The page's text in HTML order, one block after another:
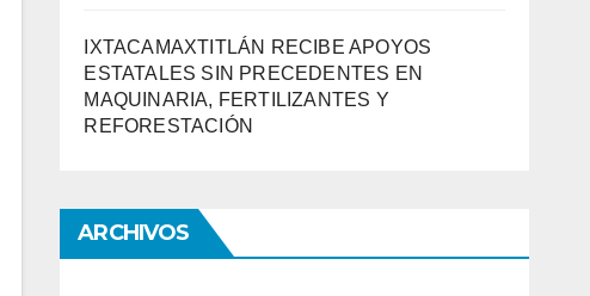
IXTACAMAXTITLÁN RECIBE APOYOS
ESTATALES SIN PRECEDENTES EN
MAQUINARIA, FERTILIZANTES Y
REFORESTACIÓN
ARCHIVOS